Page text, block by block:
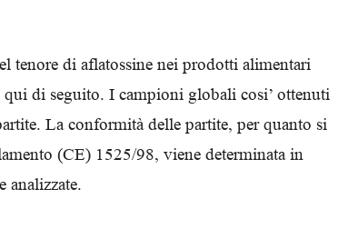
tenore di aflatossine nei prodotti alimentari
di seguito. I campioni globali cosi’ ottenuti
La conformità delle partite, per quanto si
(CE) 1525/98, viene determinata in
analizzate.